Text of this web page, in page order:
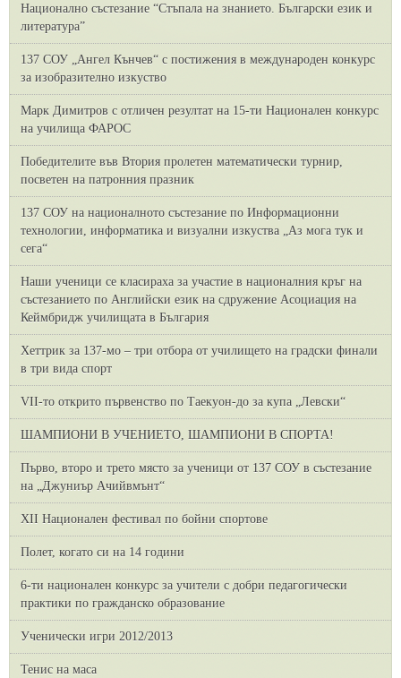
Национално състезание “Стъпала на знанието. Български език и
литература”
137 СОУ „Ангел Кънчев“ с постижения в международен конкурс
за изобразително изкуство
Марк Димитров с отличен резултат на 15-ти Национален конкурс
на училища ФАРОС
Победителите във Втория пролетен математически турнир,
посветен на патронния празник
137 СОУ на националното състезание по Информационни
технологии, информатика и визуални изкуства „Аз мога тук и
сега“
Наши ученици се класираха за участие в националния кръг на
състезанието по Английски език на сдружение Асоциация на
Кеймбридж училищата в България
Хеттрик за 137-мо – три отбора от училището на градски финали
в три вида спорт
VII-то открито първенство по Таекуон-до за купа „Левски“
ШАМПИОНИ В УЧЕНИЕТО, ШАМПИОНИ В СПОРТА!
Първо, второ и трето място за ученици от 137 СОУ в състезание
на „Джуниър Ачийвмънт“
XII Национален фестивал по бойни спортове
Полет, когато си на 14 години
6-ти национален конкурс за учители с добри педагогически
практики по гражданско образование
Ученически игри 2012/2013
Тенис на маса